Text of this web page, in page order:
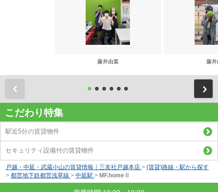
藤井由葉 藤井
こだわり特集
駅近5分の賃貸物件
セキュリティ設備付の賃貸物件
戸越・中延・武蔵小山の賃貸情報｜三友社戸越本店 > (賃貸)路線・駅から探す
> 都営地下鉄都営浅草線 > 中延駅 > MF.homeⅡ